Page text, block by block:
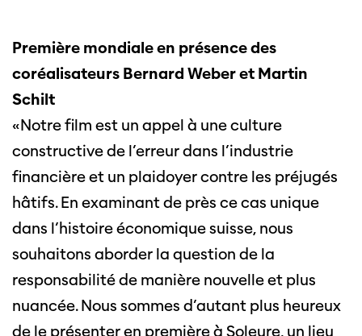
Première mondiale en présence des
coréalisateurs Bernard Weber et Martin
Schilt
«Notre film est un appel à une culture
constructive de l’erreur dans l’industrie
financière et un plaidoyer contre les préjugés
hâtifs. En examinant de près ce cas unique
dans l’histoire économique suisse, nous
souhaitons aborder la question de la
responsabilité de manière nouvelle et plus
nuancée. Nous sommes d’autant plus heureux
de le présenter en première à Soleure, un lieu